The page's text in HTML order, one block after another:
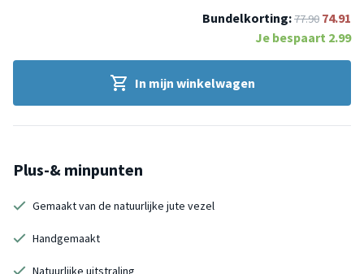
Bundelkorting:77.90 74.91
Je bespaart 2.99
In mijn winkelwagen
Plus-& minpunten
Gemaakt van de natuurlijke jute vezel
Handgemaakt
Natuurlijke uitstraling